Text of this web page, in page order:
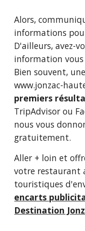
Alors,
informations
D'ailleurs, avez-
information
Bien souvent,
www.jonzac-
premiers
TripAdvisor ou
nous vous
gratuitement.
Aller + loin et
votre restaurant
touristiques
encarts
Destination